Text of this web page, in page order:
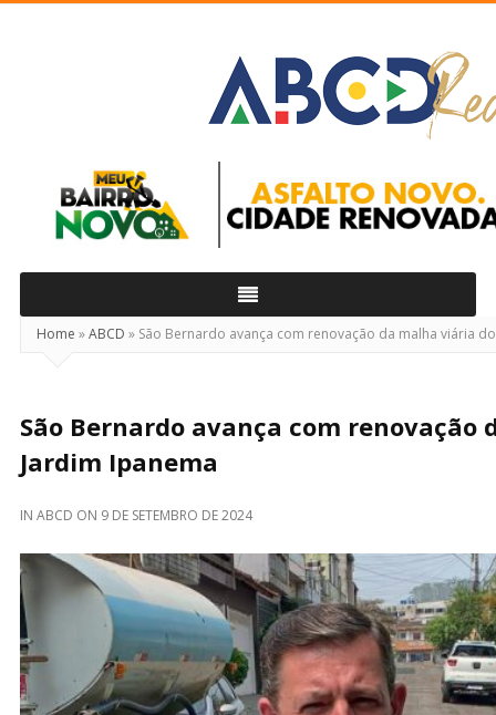
Real
Home »ABCD » São Bernardo avança com renovação da malha viária
São Bernardo avança com renovação
Jardim Ipanema
IN ABCD ON 9 DE SETEMBRO DE 2024